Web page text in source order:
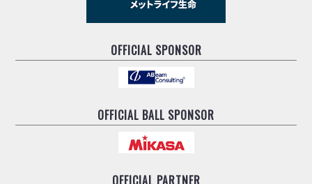
OFFICIAL SPONSOR
OFFICIAL BALL SPONSOR
OFFICIAL PARTNER